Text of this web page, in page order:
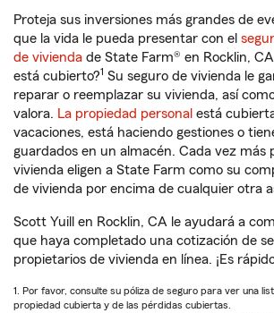
Proteja sus inversiones más grandes de
que la vida le pueda presentar con el
de vivienda de State Farm® en Rocklin,
está cubierto?1 Su seguro de vivienda le
reparar o reemplazar su vivienda, así
valora. La propiedad personal está
vacaciones, está haciendo gestiones o
guardados en un almacén. Cada vez más
vivienda eligen a State Farm como su
de vivienda por encima de cualquier otra
Scott Yuill en Rocklin, CA le ayudará a
que haya completado una cotización de
propietarios de vivienda en línea. ¡Es
1. Por favor, consulte su póliza de seguro para ver una
propiedad cubierta y de las pérdidas cubiertas.